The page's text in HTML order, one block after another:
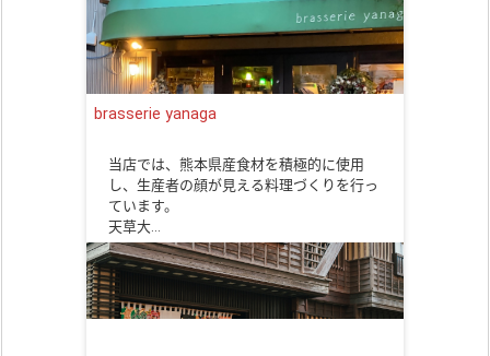
brasserie yanaga
当店では、熊本県産食材を積極的に使用
し、生産者の顔が見える料理づくりを行っ
ています。
天草大…